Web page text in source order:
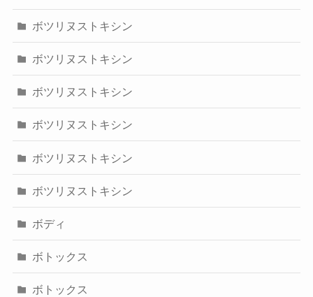
ボツリヌストキシン
ボツリヌストキシン
ボツリヌストキシン
ボツリヌストキシン
ボツリヌストキシン
ボツリヌストキシン
ボディ
ボトックス
ボトックス